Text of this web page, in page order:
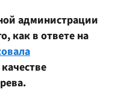
администрации
как в ответе на